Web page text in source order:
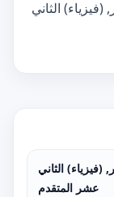
الثاني
(فيزياء) الثاني
عشر المتقدم